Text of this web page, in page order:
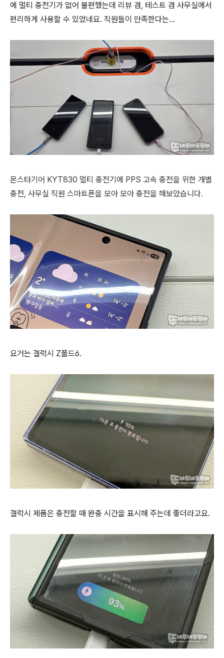
에 멀티 충전기가 없어 불편했는데 리뷰 겸, 테스트 겸 사무실에서
편리하게 사용할 수 있었네요. 직원들이 만족한다는...
몬스타기어 KYT830 멀티 충전기에 PPS 고속 충전을 위한 개별
충전, 사무실 직원 스마트폰을 모아 모아 충전을 해보았습니다.
요거는 갤럭시 Z폴드6.
갤럭시 제품은 충전할 때 완충 시간을 표시해 주는데 좋더라고요.